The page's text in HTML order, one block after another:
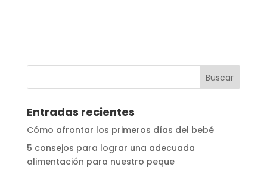
Entradas recientes
Cómo afrontar los primeros días del bebé
5 consejos para lograr una adecuada
alimentación para nuestro peque